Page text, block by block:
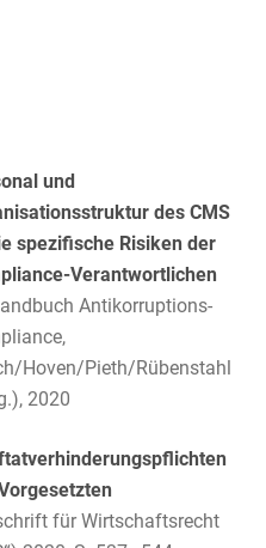
und
des CMS
spezifische Risiken der
Verantwortlichen
Antikorruptions-
Hoven/Pieth/Rübenstahl
2020
für Wirtschaftsrecht